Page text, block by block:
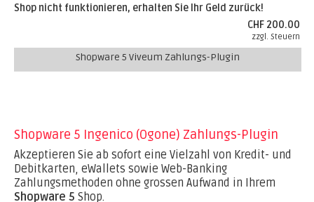
Shop nicht funktionieren, erhalten Sie Ihr Geld zurück!
CHF 200.00
zzgl. Steuern
Shopware 5 Viveum Zahlungs-Plugin
Shopware 5 Ingenico (Ogone) Zahlungs-Plugin
Akzeptieren Sie ab sofort eine Vielzahl von Kredit- und
Debitkarten, eWallets sowie Web-Banking
Zahlungsmethoden ohne grossen Aufwand in Ihrem
Shopware 5 Shop.